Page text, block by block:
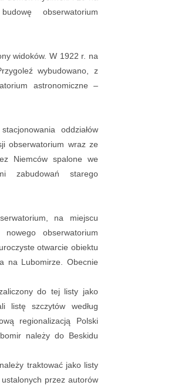
obserwatorium
widoków. W 1922 r. na
wybudowano, z
astronomiczne –
oddziałów
obserwatorium wraz ze
Niemców spalone we
zabudowań starego
na miejscu
obserwatorium
otwarcie obiektu
na Lubomirze. Obecnie
do tej listy jako
listę szczytów według
regionalizacją Polski
należy do Beskidu
traktować jako listy
przez autorów